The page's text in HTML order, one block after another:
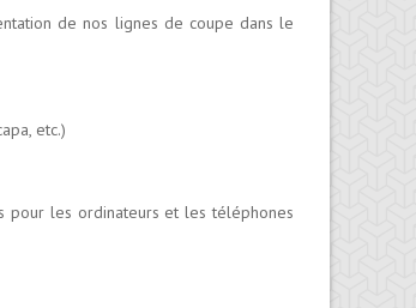
de nos lignes de coupe dans le
etc.)
pour les ordinateurs et les téléphones